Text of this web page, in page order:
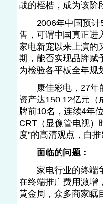
战的桎梏，成为该阶
2006年中国预计
售，可谓中国真正进
家电新宠以来上演的
期，能否实现品牌赋
为检验各平板全年规
康佳彩电，27年的
资产达150.12亿元（
牌前10名，连续4年
CRT（显像管电视）
度”的高清观点，自
面临的问题：
家电行业的终端
在终端推广费用激增
黄金周，众多商家瞩